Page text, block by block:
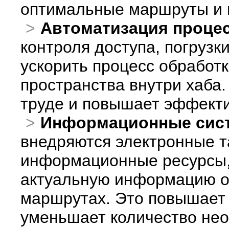
оптимальные маршруты
Автоматизация
контроля доступа,
ускорить процесс
пространства внутри
труде и повышает
Информационные
внедряются электронные
информационные
актуальную информацию
маршрутах. Это повышает
уменьшает количество